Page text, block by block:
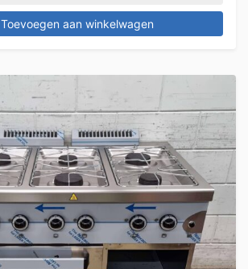
Toevoegen aan winkelwagen